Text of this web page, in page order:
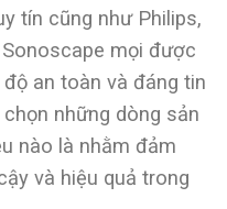
tín cũng như Philips,
mọi được
an toàn và đáng tin
những dòng sản
nào là nhằm đảm
và hiệu quả trong